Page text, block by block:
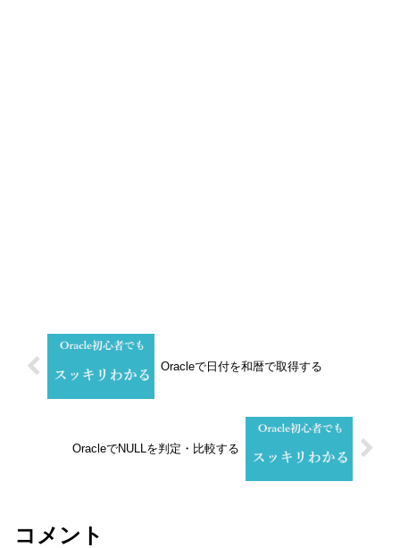
Oracleで日付を和暦で取得する
OracleでNULLを判定・比較する
コメント